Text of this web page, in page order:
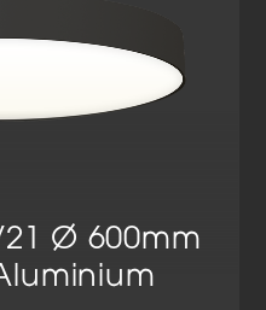
Ø 600mm